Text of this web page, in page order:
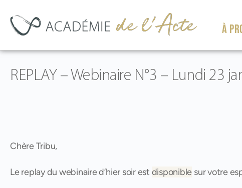
À
REPLAY – Webinaire N°3 – Lundi 23
Chère Tribu,
Le replay du webinaire d’hier soir est disponible sur votre